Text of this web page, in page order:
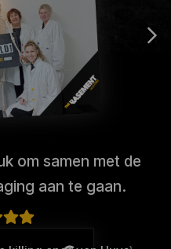
om samen met de
aan te gaan.